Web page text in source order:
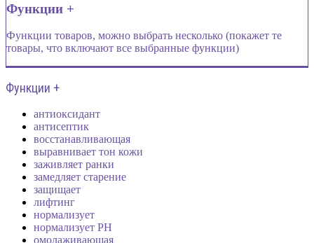
Функции +
Функции товаров, можно выбрать несколько (покажет те
товары, что включают все выбранные функции)
Функции +
антиоксидант
антисептик
восстанавливающая
выравнивает тон кожи
заживляет ранки
замедляет старение
защищает
лифтинг
нормализует
нормализует PH
омолаживающая